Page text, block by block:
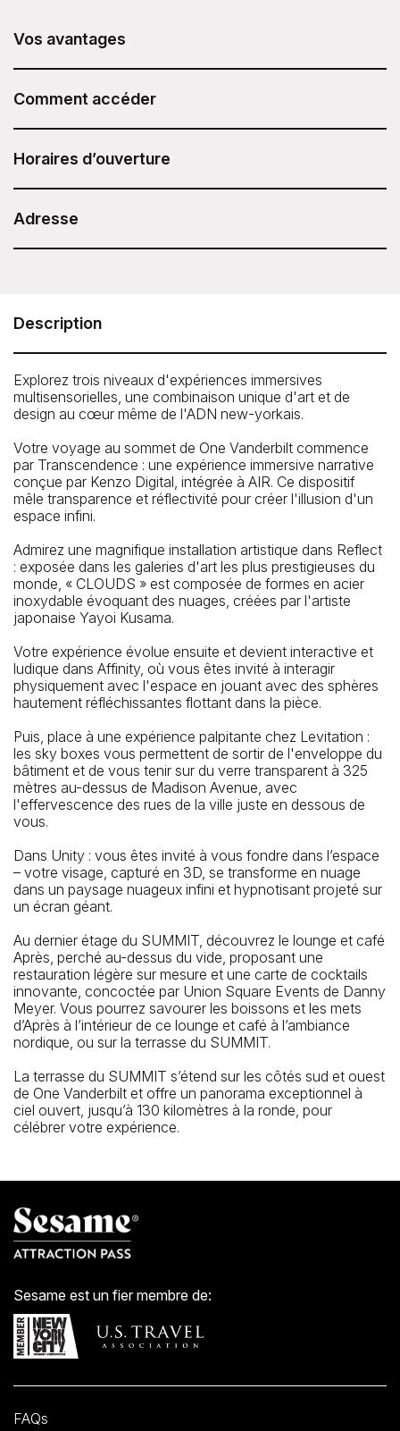
Vos avantages
Attractions Sesame.
En achetant vos billets directement, vous payez 51,18 $
creuses, et 57,71 $ et 53,62 $ respectivement aux heures
Comment accéder
vous sur votre compte pour réserver votre billet.
Horaires d’ouverture
22h30.
Fermé le mardi, sauf tous les mardis de juin, juillet et août.
Adresse
The entrance of SUMMIT One Vanderbilt is located on the
Main Concourse Level of Manhattan’s Grand Central
Street entrance is located next to TD Bank at 45 East
42nd Street, between Madison and Vanderbilt Avenues.
right.
Téléphone: 1-877-OVA-1401
Description
Explorez trois niveaux d'expériences immersives
multisensorielles, une combinaison unique d'art et de
design au cœur même de l'ADN new-yorkais.
Votre voyage au sommet de One Vanderbilt commence
par Transcendence : une expérience immersive narrative
conçue par Kenzo Digital, intégrée à AIR. Ce dispositif
mêle transparence et réflectivité pour créer l'illusion d'un
espace infini.
Admirez une magnifique installation artistique dans Reflect
: exposée dans les galeries d'art les plus prestigieuses du
monde, « CLOUDS » est composée de formes en acier
inoxydable évoquant des nuages, créées par l'artiste
japonaise Yayoi Kusama.
Votre expérience évolue ensuite et devient interactive et
ludique dans Affinity, où vous êtes invité à interagir
physiquement avec l'espace en jouant avec des sphères
hautement réfléchissantes flottant dans la pièce.
Puis, place à une expérience palpitante chez Levitation :
les sky boxes vous permettent de sortir de l'enveloppe du
bâtiment et de vous tenir sur du verre transparent à 325
mètres au-dessus de Madison Avenue, avec
l'effervescence des rues de la ville juste en dessous de
vous.
Dans Unity : vous êtes invité à vous fondre dans l’espace
– votre visage, capturé en 3D, se transforme en nuage
dans un paysage nuageux infini et hypnotisant projeté sur
un écran géant.
Au dernier étage du SUMMIT, découvrez le lounge et café
Après, perché au-dessus du vide, proposant une
restauration légère sur mesure et une carte de cocktails
innovante, concoctée par Union Square Events de Danny
Meyer. Vous pourrez savourer les boissons et les mets
d’Après à l’intérieur de ce lounge et café à l’ambiance
nordique, ou sur la terrasse du SUMMIT.
La terrasse du SUMMIT s’étend sur les côtés sud et ouest
de One Vanderbilt et offre un panorama exceptionnel à
ciel ouvert, jusqu’à 130 kilomètres à la ronde, pour
célébrer votre expérience.
Sesame est un fier membre de:
FAQs